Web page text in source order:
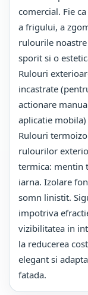
comercial. Fie
a frigului, a
rulourile
sporit si o
Rulouri
incastrate
actionare
aplicatie
Rulouri
rulourilor
termica: mentin
iarna. Izolare
somn linistit.
impotriva
vizibilitatea in
la reducerea
elegant si
fatada.